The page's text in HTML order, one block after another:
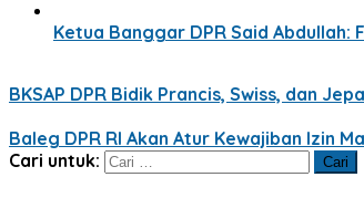
Ketua Banggar DPR Said
BKSAP DPR Bidik Prancis, Swiss, dan
Baleg DPR RI Akan Atur Kewajiban Izin
Cari untuk: